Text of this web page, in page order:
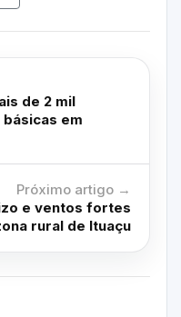
de 2 mil
em
Próximo artigo →
e ventos fortes
rural de Ituaçu